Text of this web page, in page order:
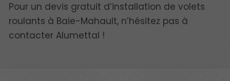
Pour un devis gratuit d’installation de volets
roulants à Baie-Mahault, n’hésitez pas à
contacter Alumettal !